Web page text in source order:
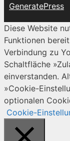
GeneratePress
Diese Website
Funktionen
Verbindung zu
Schaltfläche
einverstanden.
»Cookie-
optionalen
Cookie-